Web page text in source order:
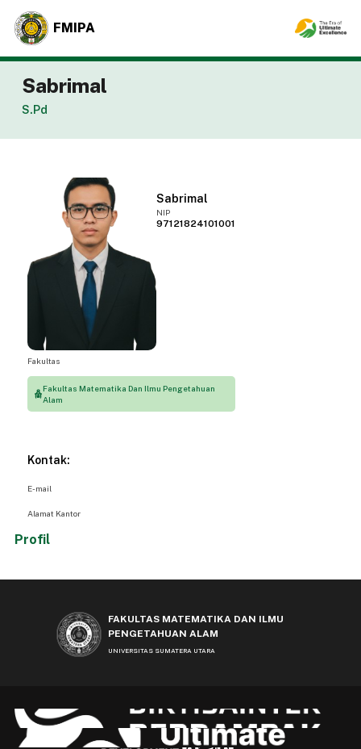
FMIPA
Sabrimal
S.Pd
Sabrimal
NIP
97121824101001
Fakultas
Fakultas Matematika Dan Ilmu Pengetahuan
Alam
Kontak:
E-mail
Alamat Kantor
Profil
FAKULTAS MATEMATIKA DAN ILMU
PENGETAHUAN ALAM
UNIVERSITAS SUMATERA UTARA